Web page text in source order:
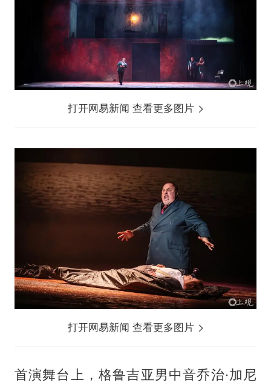
打开网易新闻 查看更多图片
打开网易新闻 查看更多图片
首演舞台上，格鲁吉亚男中音乔治·加尼